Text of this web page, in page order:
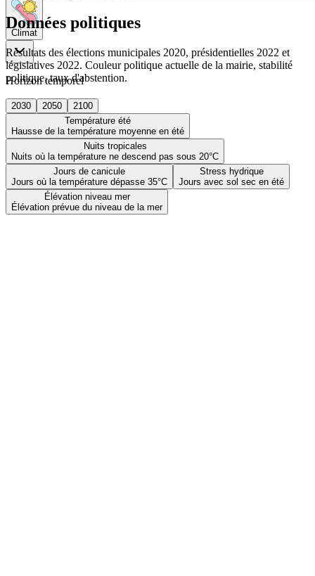
Climat
Horizon temporel
2030 2050
2100
Température été
Hausse de la température moyenne en été
Nuits tropicales
Nuits où la température ne descend pas sous 20°C
Jours de canicule
Jours où la température dépasse 35°C
Stress hydrique
Jours avec sol sec en été
Élévation niveau mer
Élévation prévue du niveau de la mer
Données politiques
Résultats des élections municipales 2020, présidentielles 2022 et
législatives 2022. Couleur politique actuelle de la mairie, stabilité
politique, taux d'abstention.